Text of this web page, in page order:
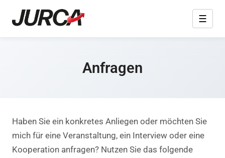
☰
Anfragen
Haben Sie ein konkretes Anliegen oder möchten Sie
mich für eine Veranstaltung, ein Interview oder eine
Kooperation anfragen? Nutzen Sie das folgende